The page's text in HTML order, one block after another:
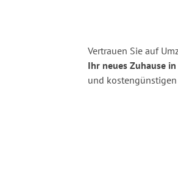
Vertrauen Sie auf
Ihr neues Zuhause in
und